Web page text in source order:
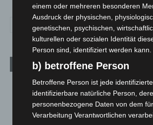
Aktuelle Beiträge
Region Hannover: 21 neue Notfallsanitäter
Roten Kreuz
5. August 2026
einem oder mehreren besonderen
Ausdruck der physischen,
genetischen, psychischen,
kulturellen oder sozialen Identität
Person sind, identifiziert werden kann.
b) betroffene Person
Betroffene Person ist jede
identifizierbare natürliche Person,
personenbezogene Daten von dem
Verarbeitung Verantwortlichen